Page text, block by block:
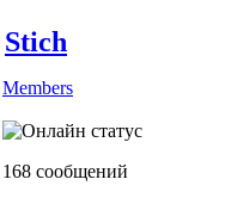
Stich
Members
168 сообщений